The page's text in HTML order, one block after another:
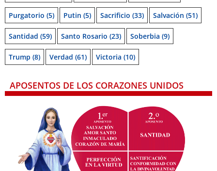
Purgatorio (5) Putin (5) Sacrificio (33) Salvación (51)
Santidad (59) Santo Rosario (23) Soberbia (9)
Trump (8) Verdad (61) Victoria (10)
APOSENTOS DE LOS CORAZONES UNIDOS